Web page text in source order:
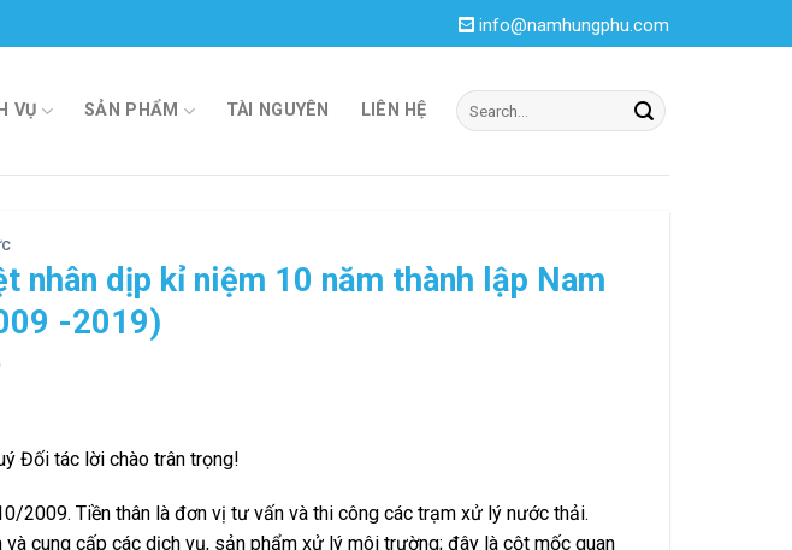
info@namhungphu.com
VỤ SẢN PHẨM TÀI NGUYÊN LIÊN HỆ
nhân dịp kỉ niệm 10 năm thành lập Nam
-2019)
Đối tác lời chào trân trọng!
2009. Tiền thân là đơn vị tư vấn và thi công các trạm xử lý nước thải.
cung cấp các dịch vụ, sản phẩm xử lý môi trường; đây là cột mốc quan